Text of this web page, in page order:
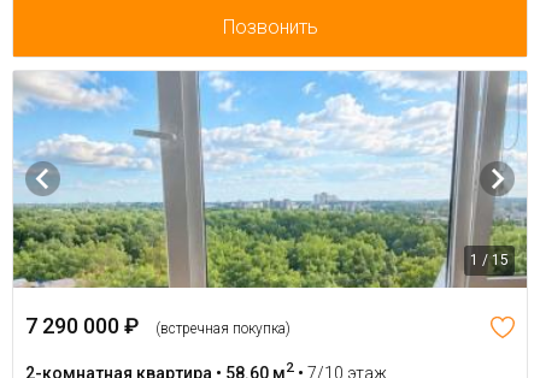
Позвонить
1 / 15
7 290 000 ₽ (встречная покупка)
2-комнатная квартира • 58.60 м2 • 7/10 этаж